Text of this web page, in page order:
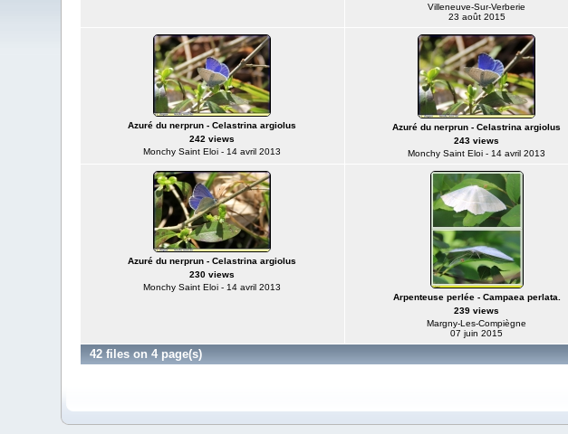
Villeneuve-Sur-Verberie
23 août 2015
Azuré du nerprun - Celastrina argiolus
242 views
Monchy Saint Eloi - 14 avril 2013
Azuré du nerprun - Celastrina argiolus
243 views
Monchy Saint Eloi - 14 avril 2013
Azuré du nerprun - Celastrina argiolus
230 views
Monchy Saint Eloi - 14 avril 2013
Arpenteuse perlée - Campaea perlata.
239 views
Margny-Les-Compiègne
07 juin 2015
42 files on 4 page(s)